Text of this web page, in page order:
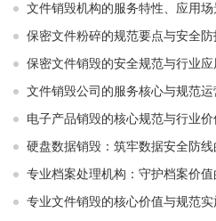
文件销毁机构的服务特性、应用
保密文件粉碎的规范要点与安全防
保密文件销毁的安全规范与行业应
文件销毁公司的服务核心与规范运
电子产品销毁的核心规范与行业价
硬盘数据销毁：筑牢数据安全防
专业档案处理机构：守护档案价
专业文件销毁的核心价值与规范